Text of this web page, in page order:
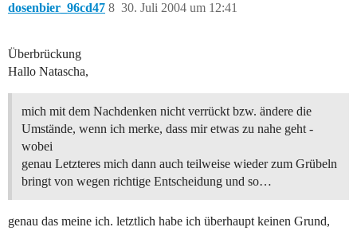
dosenbier_96cd47 30. Juli 2004 um 12:41
8
Überbrückung
Hallo Natascha,
mich mit dem Nachdenken nicht verrückt bzw. ändere die
Umstände, wenn ich merke, dass mir etwas zu nahe geht -
wobei
genau Letzteres mich dann auch teilweise wieder zum Grübeln
bringt von wegen richtige Entscheidung und so…
genau das meine ich. letztlich habe ich überhaupt keinen Grund,